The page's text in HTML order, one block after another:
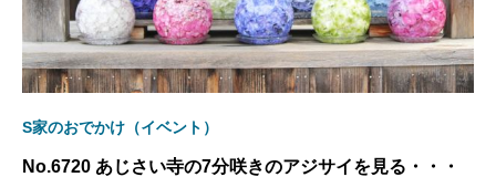
S家のおでかけ（イベント）
No.6720 あじさい寺の7分咲きのアジサイを見る・・・